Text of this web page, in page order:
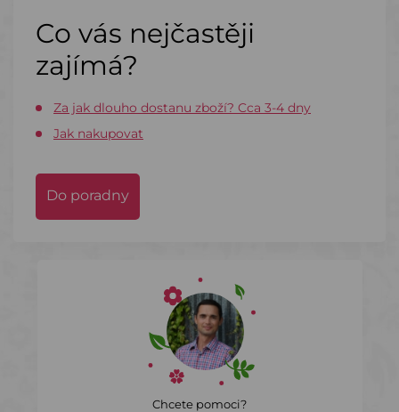
Co vás nejčastěji
zajímá?
Za jak dlouho dostanu zboží? Cca 3-4 dny
Jak nakupovat
Do poradny
Chcete pomoci?